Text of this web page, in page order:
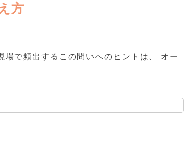
方
で頻出するこの問いへのヒントは、 オー